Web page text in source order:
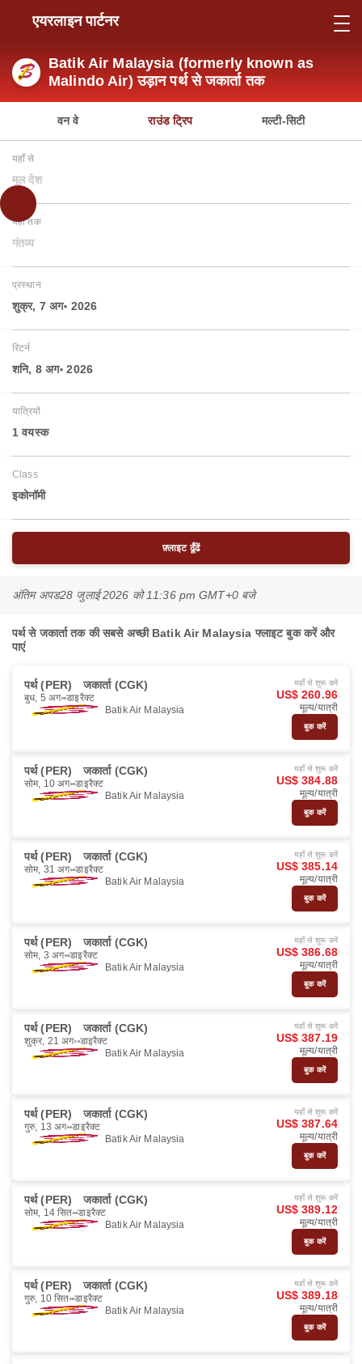
एयरलाइन पार्टनर
Batik Air Malaysia (formerly known as
Malindo Air) उड़ान पर्थ से जकार्ता तक
वन वे राउंड ट्रिप मल्टी-सिटी
यहाँ से
मूल देश
यहाँ तक
गंतव्य
प्रस्थान
शुक्र, 7 अग॰ 2026
रिटर्न
शनि, 8 अग॰ 2026
यात्रियों
1 वयस्‍क
Class
इकोनॉमी
फ़्लाइट ढूँढें
अंतिम अपड28 जुलाई 2026 को 11:36 pm GMT+0 बजे
पर्थ से जकार्ता तक की सबसे अच्छी Batik Air Malaysia फ्लाइट बुक करें और
पाएं
पर्थ (PER) जकार्ता (CGK)
बुध, 5 अग॰ डाइरैक्ट
Batik Air Malaysia
यहाँ से शुरू करें
US$ 260.96
मूल्य/यात्री
बुक करें
पर्थ (PER) जकार्ता (CGK)
सोम, 10 अग॰ डाइरैक्ट
Batik Air Malaysia
यहाँ से शुरू करें
US$ 384.88
मूल्य/यात्री
बुक करें
पर्थ (PER) जकार्ता (CGK)
सोम, 31 अग॰ डाइरैक्ट
Batik Air Malaysia
यहाँ से शुरू करें
US$ 385.14
मूल्य/यात्री
बुक करें
पर्थ (PER) जकार्ता (CGK)
सोम, 3 अग॰ डाइरैक्ट
Batik Air Malaysia
यहाँ से शुरू करें
US$ 386.68
मूल्य/यात्री
बुक करें
पर्थ (PER) जकार्ता (CGK)
शुक्र, 21 अग॰ डाइरैक्ट
Batik Air Malaysia
यहाँ से शुरू करें
US$ 387.19
मूल्य/यात्री
बुक करें
पर्थ (PER) जकार्ता (CGK)
गुरु, 13 अग॰ डाइरैक्ट
Batik Air Malaysia
यहाँ से शुरू करें
US$ 387.64
मूल्य/यात्री
बुक करें
पर्थ (PER) जकार्ता (CGK)
सोम, 14 सित॰ डाइरैक्ट
Batik Air Malaysia
यहाँ से शुरू करें
US$ 389.12
मूल्य/यात्री
बुक करें
पर्थ (PER) जकार्ता (CGK)
गुरु, 10 सित॰ डाइरैक्ट
Batik Air Malaysia
यहाँ से शुरू करें
US$ 389.18
मूल्य/यात्री
बुक करें